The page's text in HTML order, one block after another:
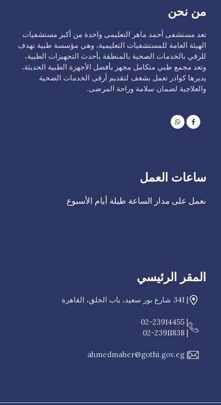
من نحن
تعد مستشفى أحمد ماهر التعليمى واحدة من أكبر مستشفيات
الهيئة العامة للمستشفيات التعليمية، وهي مؤسسة طبية تهدف
للرقي بالخدمات الصحية بالمنطقة بأحدث التجهيزات الطبية،
وتعد مجمع طبي متكامل مجهز بأفضل الأجهزة الطبية الحديثة،
يديرها كوادر تعمل بشغف لتقديم أرقى الخدمات الصحية
والعلاجية لضمان سلامة وراحة المرضى.
ساعات العمل
‫نعمل على مدار الساعة طيلة أيام الأسبوع
المقر الرئيسي
| 341 شارع بور سعيد، باب الخلق، القاهرة
| 02-23914455
| 02-23911838
|
ahmedmaher@gothi.gov.eg